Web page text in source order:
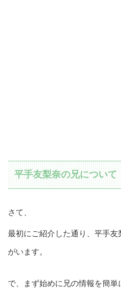
平手友梨奈の兄について
さて、
最初にご紹介した通り、平手友
がいます。
で、まず始めに兄の情報を簡単